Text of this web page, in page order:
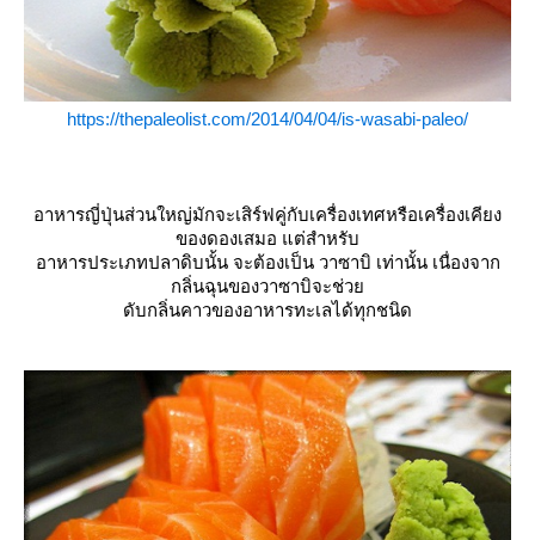
https://thepaleolist.com/2014/04/04/is-wasabi-paleo/
อาหารญี่ปุ่นส่วนใหญ่มักจะเสิร์ฟคู่กับเครื่องเทศหรือเครื่องเคียง
ของดองเสมอ แต่สำหรับ
อาหารประเภทปลาดิบนั้น จะต้องเป็น วาซาบิ เท่านั้น เนื่องจาก
กลิ่นฉุนของวาซาบิจะช่ว
ดับกลิ่นคาวของอาหารทะเลได้ทุกชนิด